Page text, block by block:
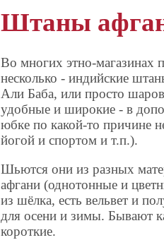
Штаны
Во многих этно-магазинах
несколько - индийские
Али Баба, или просто
удобные и широкие - в
юбке по какой-то причине
йогой и спортом и т.п.).
Шьются они из разных
афгани (однотонные и
из шёлка, есть вельвет и
для осени и зимы. Бывают
короткие.